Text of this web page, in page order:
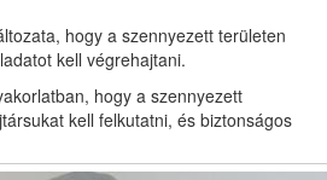
hogy a szennyezett területen
kell végrehajtani.
hogy a szennyezett
kell felkutatni, és biztonságos